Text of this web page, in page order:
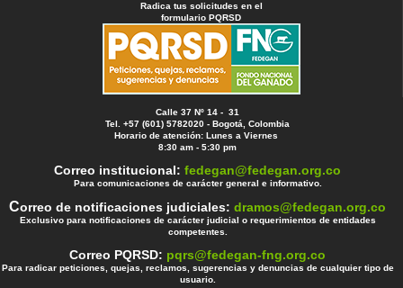
Radica tus solicitudes en el
formulario PQRSD
Calle 37 Nº 14 - 31
Tel. +57 (601) 5782020 - Bogotá, Colombia
Horario de atención: Lunes a Viernes
8:30 am - 5:30 pm
Correo institucional:fedegan@fedegan.org.co
Para comunicaciones de carácter general e informativo.
Correo de notificaciones judiciales:dramos@fedegan.org.co
Exclusivo para notificaciones de carácter judicial o requerimientos de entidades
competentes.
Correo PQRSD: pqrs@fedegan-fng.org.co
Para radicar peticiones, quejas, reclamos, sugerencias y denuncias de cualquier tipo de
usuario.